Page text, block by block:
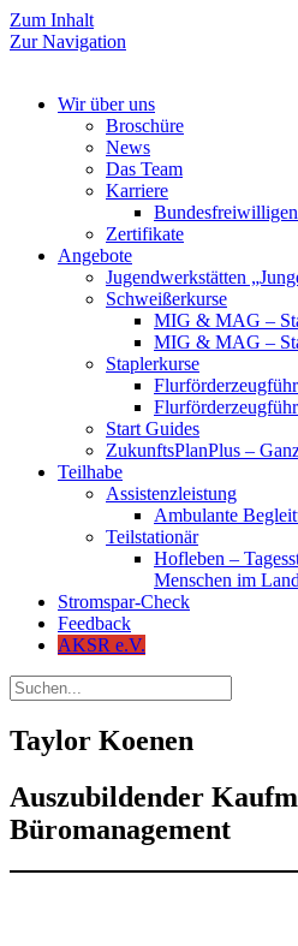
Zum Inhalt
Zur Navigation
Wir über uns
Broschüre
News
Das Team
Karriere
Zertifikate
Angebote
Jugendwerkstätten
Schweißerkurse
MIG & MAG –
MIG & MAG –
Staplerkurse
Start Guides
ZukunftsPlanPlus –
Teilhabe
Assistenzleistung
Ambulante
Teilstationär
Hofleben –
Menschen im
Stromspar-Check
Feedback
AKSR e.V.
Taylor Koenen
Auszubildender
Büromanagement